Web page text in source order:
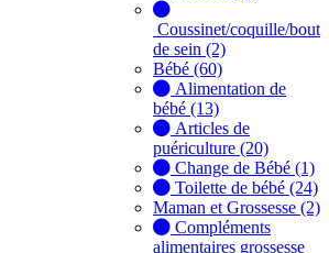
Coussinet/coquille/bout
de sein (2)
Bébé (60)
Alimentation de
bébé (13)
Articles de
puériculture (20)
Change de Bébé (1)
Toilette de bébé (24)
Maman et Grossesse (2)
Compléments
alimentaires grossesse